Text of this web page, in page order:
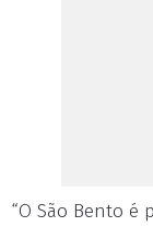
“O São Bento é